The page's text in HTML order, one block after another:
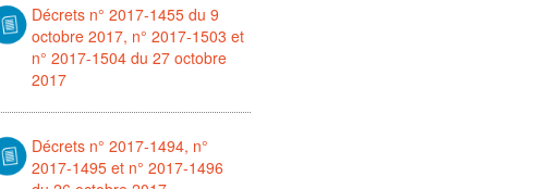
Décrets n° 2017-1455 du 9
octobre 2017, n° 2017-1503 et
n° 2017-1504 du 27 octobre
2017
Décrets n° 2017-1494, n°
2017-1495 et n° 2017-1496